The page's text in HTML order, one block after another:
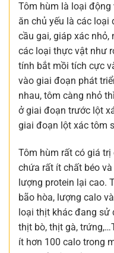
Tôm hùm là loại động
ăn chủ yếu là các loại
cầu gai, giáp xác nhỏ,
các loại thực vật như
tính bắt mồi tích cực
vào giai đoạn phát
nhau, tôm càng nhỏ
ở giai đoạn trước lột
giai đoạn lột xác tôm
Tôm hùm rất có giá
chứa rất ít chất béo
lượng protein lại cao.
bão hòa, lượng calo
loại thịt khác đang sử
thịt bò, thịt gà,
ít hơn 100 calo trong